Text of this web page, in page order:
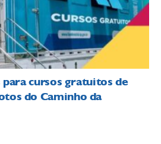
cursos gratuitos de
do Caminho da